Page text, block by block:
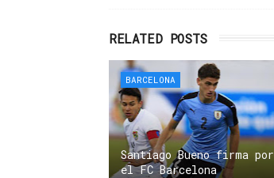
RELATED POSTS
BARCELONA
Santiago Bueno firma por
el FC Barcelona